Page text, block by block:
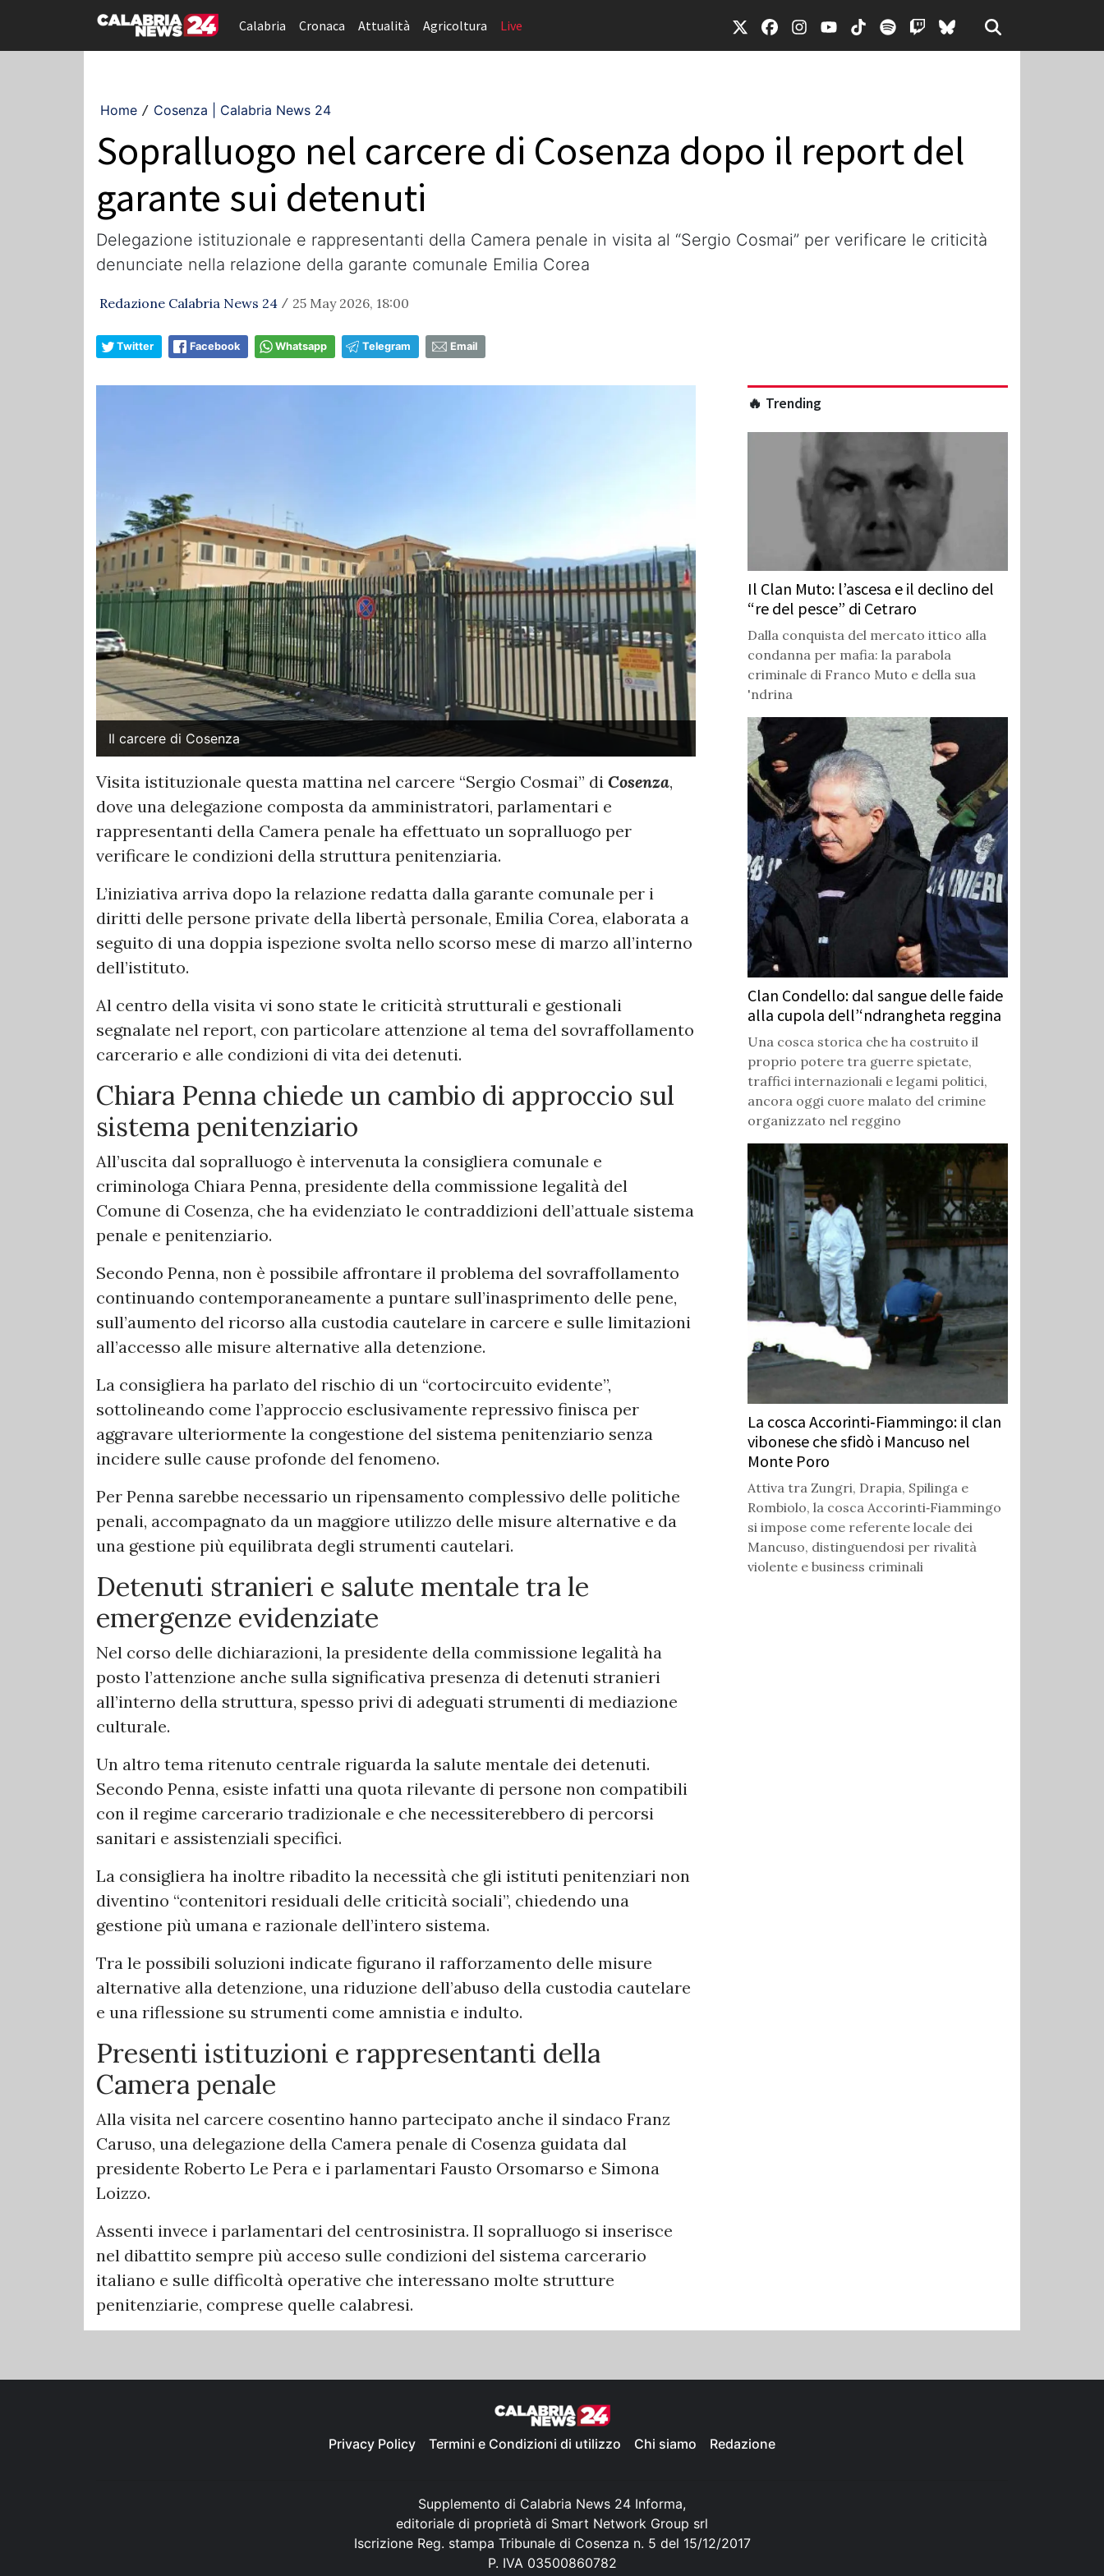
Calabria Cronaca Attualità Agricoltura Live
Home / Cosenza | Calabria News 24
Sopralluogo nel carcere di Cosenza dopo il report del
garante sui detenuti
Delegazione istituzionale e rappresentanti della Camera penale in visita al “Sergio Cosmai” per verificare le criticità
denunciate nella relazione della garante comunale Emilia Corea
Redazione Calabria News 24 / 25 May 2026, 18:00
Twitter Facebook Whatsapp Telegram Email
Il carcere di Cosenza
Visita istituzionale questa mattina nel carcere “Sergio Cosmai” di Cosenza,
dove una delegazione composta da amministratori, parlamentari e
rappresentanti della Camera penale ha effettuato un sopralluogo per
verificare le condizioni della struttura penitenziaria.
L’iniziativa arriva dopo la relazione redatta dalla garante comunale per i
diritti delle persone private della libertà personale, Emilia Corea, elaborata a
seguito di una doppia ispezione svolta nello scorso mese di marzo all’interno
dell’istituto.
Al centro della visita vi sono state le criticità strutturali e gestionali
segnalate nel report, con particolare attenzione al tema del sovraffollamento
carcerario e alle condizioni di vita dei detenuti.
Chiara Penna chiede un cambio di approccio sul
sistema penitenziario
All’uscita dal sopralluogo è intervenuta la consigliera comunale e
criminologa Chiara Penna, presidente della commissione legalità del
Comune di Cosenza, che ha evidenziato le contraddizioni dell’attuale sistema
penale e penitenziario.
Secondo Penna, non è possibile affrontare il problema del sovraffollamento
continuando contemporaneamente a puntare sull’inasprimento delle pene,
sull’aumento del ricorso alla custodia cautelare in carcere e sulle limitazioni
all’accesso alle misure alternative alla detenzione.
La consigliera ha parlato del rischio di un “cortocircuito evidente”,
sottolineando come l’approccio esclusivamente repressivo finisca per
aggravare ulteriormente la congestione del sistema penitenziario senza
incidere sulle cause profonde del fenomeno.
Per Penna sarebbe necessario un ripensamento complessivo delle politiche
penali, accompagnato da un maggiore utilizzo delle misure alternative e da
una gestione più equilibrata degli strumenti cautelari.
Detenuti stranieri e salute mentale tra le
emergenze evidenziate
Nel corso delle dichiarazioni, la presidente della commissione legalità ha
posto l’attenzione anche sulla significativa presenza di detenuti stranieri
all’interno della struttura, spesso privi di adeguati strumenti di mediazione
culturale.
Un altro tema ritenuto centrale riguarda la salute mentale dei detenuti.
Secondo Penna, esiste infatti una quota rilevante di persone non compatibili
con il regime carcerario tradizionale e che necessiterebbero di percorsi
sanitari e assistenziali specifici.
La consigliera ha inoltre ribadito la necessità che gli istituti penitenziari non
diventino “contenitori residuali delle criticità sociali”, chiedendo una
gestione più umana e razionale dell’intero sistema.
Tra le possibili soluzioni indicate figurano il rafforzamento delle misure
alternative alla detenzione, una riduzione dell’abuso della custodia cautelare
e una riflessione su strumenti come amnistia e indulto.
Presenti istituzioni e rappresentanti della
Camera penale
Alla visita nel carcere cosentino hanno partecipato anche il sindaco Franz
Caruso, una delegazione della Camera penale di Cosenza guidata dal
presidente Roberto Le Pera e i parlamentari Fausto Orsomarso e Simona
Loizzo.
Assenti invece i parlamentari del centrosinistra. Il sopralluogo si inserisce
nel dibattito sempre più acceso sulle condizioni del sistema carcerario
italiano e sulle difficoltà operative che interessano molte strutture
penitenziarie, comprese quelle calabresi.
🔥 Trending
Il Clan Muto: l’ascesa e il declino del
“re del pesce” di Cetraro
Dalla conquista del mercato ittico alla
condanna per mafia: la parabola
criminale di Franco Muto e della sua
'ndrina
Clan Condello: dal sangue delle faide
alla cupola dell’‘ndrangheta reggina
Una cosca storica che ha costruito il
proprio potere tra guerre spietate,
traffici internazionali e legami politici,
ancora oggi cuore malato del crimine
organizzato nel reggino
La cosca Accorinti‑Fiammingo: il clan
vibonese che sfidò i Mancuso nel
Monte Poro
Attiva tra Zungri, Drapia, Spilinga e
Rombiolo, la cosca Accorinti‑Fiammingo
si impose come referente locale dei
Mancuso, distinguendosi per rivalità
violente e business criminali
Privacy Policy Termini e Condizioni di utilizzo Chi siamo Redazione
Supplemento di Calabria News 24 Informa,
editoriale di proprietà di Smart Network Group srl
Iscrizione Reg. stampa Tribunale di Cosenza n. 5 del 15/12/2017
P. IVA 03500860782